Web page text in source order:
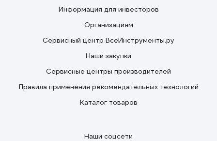
Информация для инвесторов
Организациям
Сервисный центр ВсеИнструменты.ру
Наши закупки
Сервисные центры производителей
Правила применения рекомендательных технологий
Каталог товаров
Наши соцсети